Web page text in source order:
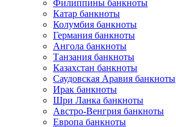
Филиппины банкноты
Катар банкноты
Колумбия банкноты
Германия банкноты
Ангола банкноты
Танзания банкноты
Казахстан банкноты
Саудовская Аравия банкноты
Ирак банкноты
Шри Ланка банкноты
Австро-Венгрия банкноты
Европа банкноты